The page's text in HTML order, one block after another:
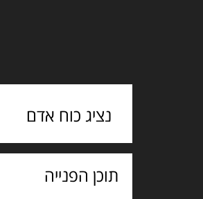
נציג כוח אדם
תוכן